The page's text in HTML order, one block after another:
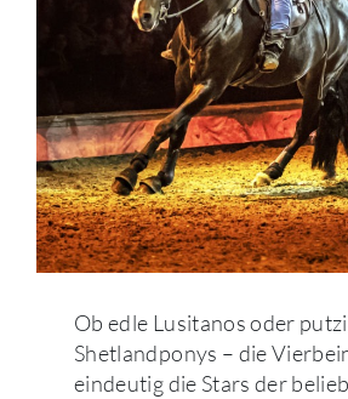
Ob edle Lusitanos oder
Shetlandponys – die
eindeutig die Stars der